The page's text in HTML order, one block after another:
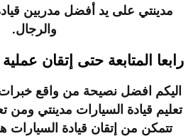
مدينتي على يد أفضل مدربين
والرجال.
رابعا المتابعة حتى إتقان عملية
اليكم افضل نصيحة من واقع
تعليم قيادة السيارات مدينتي ومن
تتمكن من إتقان قيادة السيارات